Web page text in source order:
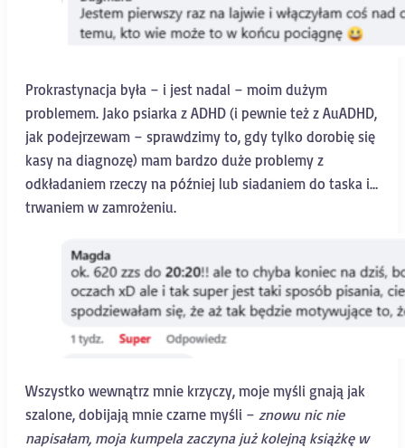
Prokrastynacja była – i jest nadal – moim dużym
problemem. Jako psiarka z ADHD (i pewnie też z AuADHD,
jak podejrzewam – sprawdzimy to, gdy tylko dorobię się
kasy na diagnozę) mam bardzo duże problemy z
odkładaniem rzeczy na później lub siadaniem do taska i…
trwaniem w zamrożeniu.
Wszystko wewnątrz mnie krzyczy, moje myśli gnają jak
szalone, dobijają mnie czarne myśli – znowu nic nie
napisałam, moja kumpela zaczyna już kolejną książkę w